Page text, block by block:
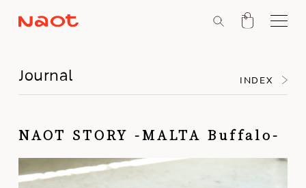
Journal INDEX
NAOT STORY -MALTA Buffalo-